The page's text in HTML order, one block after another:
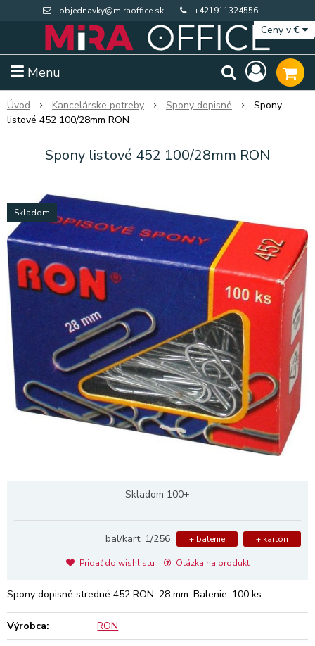
objednavky@miraoffice.sk +421911324556
Menu
Ceny v€
Extra výpredaj zásob Výpredaj BTS
Úvod Kancelárske potreby Spony dopisné
Spony
listové 452 100/28mm RON
Spony listové 452 100/28mm RON
Skladom
Skladom 100+
bal/kart: 1/256 + balenie + kartón
Pridať do wishlistu Otázka na produkt
Spony dopisné stredné 452 RON, 28 mm. Balenie: 100 ks.
Výrobca:
RON